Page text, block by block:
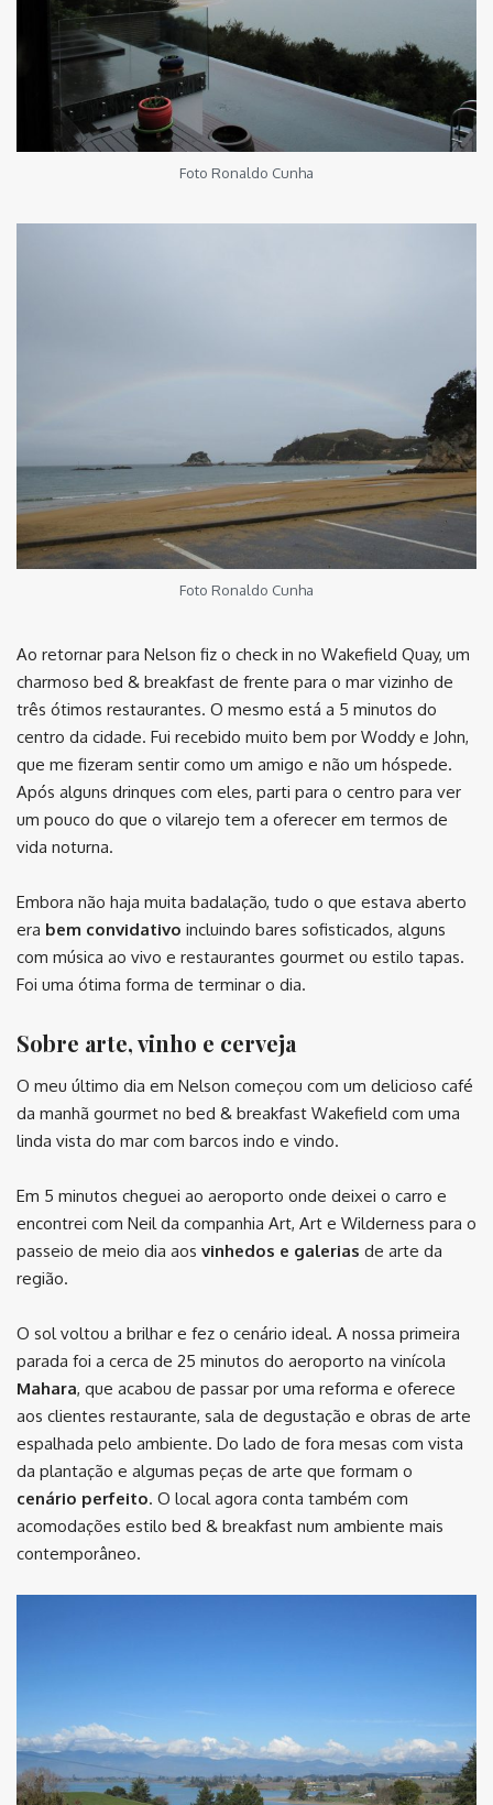
Foto Ronaldo Cunha
Foto Ronaldo Cunha
Ao retornar para Nelson fiz o check in no Wakefield Quay, um
charmoso bed & breakfast de frente para o mar vizinho de
três ótimos restaurantes. O mesmo está a 5 minutos do
centro da cidade. Fui recebido muito bem por Woddy e John,
que me fizeram sentir como um amigo e não um hóspede.
Após alguns drinques com eles, parti para o centro para ver
um pouco do que o vilarejo tem a oferecer em termos de
vida noturna.
Embora não haja muita badalação, tudo o que estava aberto
era bem convidativo incluindo bares sofisticados, alguns
com música ao vivo e restaurantes gourmet ou estilo tapas.
Foi uma ótima forma de terminar o dia.
Sobre arte, vinho e cerveja
O meu último dia em Nelson começou com um delicioso café
da manhã gourmet no bed & breakfast Wakefield com uma
linda vista do mar com barcos indo e vindo.
Em 5 minutos cheguei ao aeroporto onde deixei o carro e
encontrei com Neil da companhia Art, Art e Wilderness para o
passeio de meio dia aos vinhedos e galerias de arte da
região.
O sol voltou a brilhar e fez o cenário ideal. A nossa primeira
parada foi a cerca de 25 minutos do aeroporto na vinícola
Mahara, que acabou de passar por uma reforma e oferece
aos clientes restaurante, sala de degustação e obras de arte
espalhada pelo ambiente. Do lado de fora mesas com vista
da plantação e algumas peças de arte que formam o
cenário perfeito. O local agora conta também com
acomodações estilo bed & breakfast num ambiente mais
contemporâneo.